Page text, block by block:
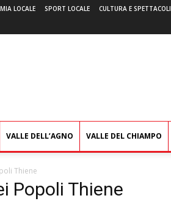
LOCALE SPORT LOCALE CULTURA E SPETTACOLI
VALLE DELL’AGNO VALLE DEL CHIAMPO
Thiene
Popoli Thiene